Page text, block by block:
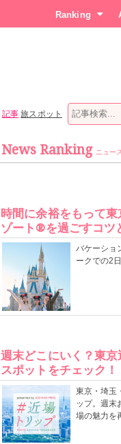
Ranking
記事 旅スポット
News Ranking ニュー
時間に余裕をもって東
ゾート®を過ごすコツ
バケーショ
ークでの2
週末どこにいく？東
スポットをチェック！
東京・埼玉
ップ。週末
場の魅力を